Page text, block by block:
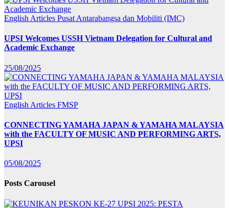
English Articles Pusat Antarabangsa dan Mobiliti (IMC)
UPSI Welcomes USSH Vietnam Delegation for Cultural and
Academic Exchange
25/08/2025
English Articles FMSP
CONNECTING YAMAHA JAPAN & YAMAHA MALAYSIA
with the FACULTY OF MUSIC AND PERFORMING ARTS,
UPSI
05/08/2025
Posts Carousel